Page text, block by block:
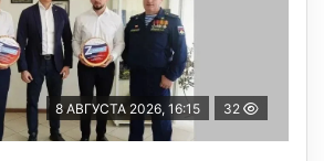
8 АВГУСТА 2026, 16:15 32